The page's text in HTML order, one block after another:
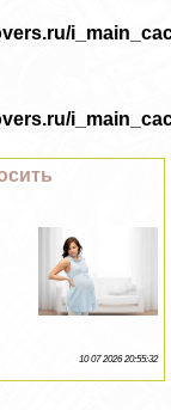
10 07 2026 20:55:32